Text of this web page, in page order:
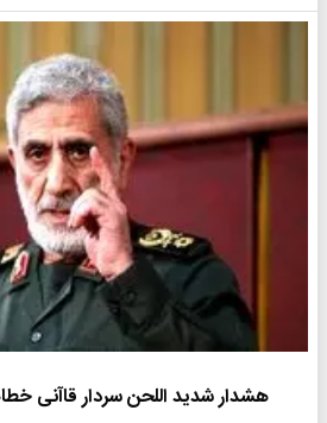
هشدار شدید اللحن سردار قاآنی